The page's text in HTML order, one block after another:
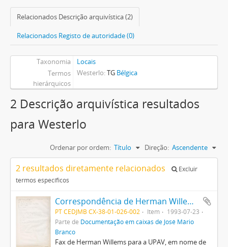
Relacionados Descrição arquivística (2)
Relacionados Registo de autoridade (0)
Taxonomia
Locais
Termos
hierárquicos
Westerlo TG Bélgica
2 Descrição arquivística resultados
para Westerlo
Ordenar por ordem: Título Direção: Ascendente
2 resultados diretamente relacionados
Excluir
termos específicos
Correspondência de Herman Willems para a UPAV (José Mário Branco e Vasco Martins)
PT CEDJMB CX-38-01-026-002 Item
1993-07-23
Parte de Documentação em caixas de José Mário
Branco
Fax de Herman Willems para a UPAV, em nome de